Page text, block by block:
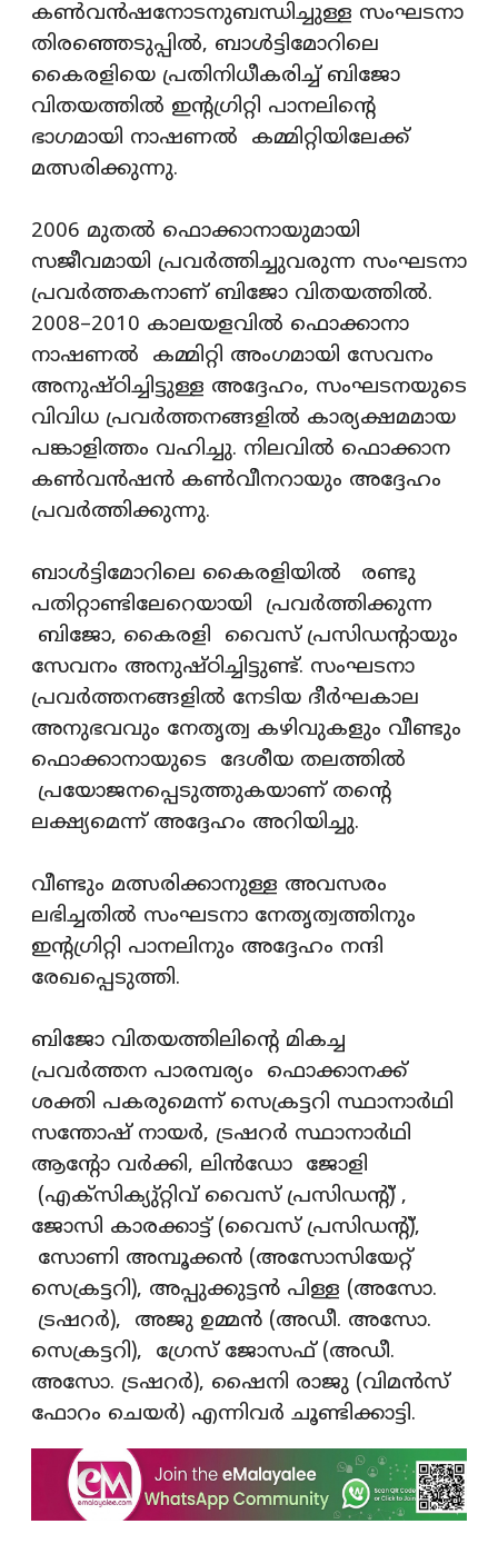
കൺവൻഷനോടനുബന്ധിച്ചുള്ള സംഘടനാ
തിരഞ്ഞെടുപ്പിൽ, ബാൾട്ടിമോറിലെ
കൈരളിയെ പ്രതിനിധീകരിച്ച് ബിജോ
വിതയത്തിൽ ഇന്റഗ്രിറ്റി പാനലിന്റെ
ഭാഗമായി നാഷണൽ കമ്മിറ്റിയിലേക്ക്
മത്സരിക്കുന്നു.
2006 മുതൽ ഫൊക്കാനായുമായി
സജീവമായി പ്രവർത്തിച്ചുവരുന്ന സംഘടനാ
പ്രവർത്തകനാണ് ബിജോ വിതയത്തിൽ.
2008–2010 കാലയളവിൽ ഫൊക്കാനാ
നാഷണൽ കമ്മിറ്റി അംഗമായി സേവനം
അനുഷ്ഠിച്ചിട്ടുള്ള അദ്ദേഹം, സംഘടനയുടെ
വിവിധ പ്രവർത്തനങ്ങളിൽ കാര്യക്ഷമമായ
പങ്കാളിത്തം വഹിച്ചു. നിലവിൽ ഫൊക്കാന
കൺവൻഷൻ കൺവീനറായും അദ്ദേഹം
പ്രവർത്തിക്കുന്നു.
ബാൾട്ടിമോറിലെ കൈരളിയിൽ രണ്ടു
പതിറ്റാണ്ടിലേറെയായി പ്രവർത്തിക്കുന്ന
ബിജോ, കൈരളി വൈസ് പ്രസിഡന്റായും
സേവനം അനുഷ്ഠിച്ചിട്ടുണ്ട്. സംഘടനാ
പ്രവർത്തനങ്ങളിൽ നേടിയ ദീർഘകാല
അനുഭവവും നേതൃത്വ കഴിവുകളും വീണ്ടും
ഫൊക്കാനായുടെ ദേശീയ തലത്തിൽ
പ്രയോജനപ്പെടുത്തുകയാണ് തന്റെ
ലക്ഷ്യമെന്ന് അദ്ദേഹം അറിയിച്ചു.
വീണ്ടും മത്സരിക്കാനുള്ള അവസരം
ലഭിച്ചതിൽ സംഘടനാ നേതൃത്വത്തിനും
ഇന്റഗ്രിറ്റി പാനലിനും അദ്ദേഹം നന്ദി
രേഖപ്പെടുത്തി.
ബിജോ വിതയത്തിലിന്റെ മികച്ച
പ്രവർത്തന പാരമ്പര്യം ഫൊക്കാനക്ക്
ശക്തി പകരുമെന്ന് സെക്രട്ടറി സ്ഥാനാർഥി
സന്തോഷ് നായർ, ട്രഷറർ സ്ഥാനാർഥി
ആന്റോ വർക്കി, ലിൻഡോ ജോളി
(എക്സിക്യു്റ്റിവ് വൈസ് പ്രസിഡന്റ്) ,
ജോസി കാരക്കാട്ട് (വൈസ് പ്രസിഡന്റ്),
സോണി അമ്പൂക്കൻ (അസോസിയേറ്റ്
സെക്രട്ടറി), അപ്പുക്കുട്ടൻ പിള്ള (അസോ.
ട്രഷറർ), അജു ഉമ്മൻ (അഡീ. അസോ.
സെക്രട്ടറി), ഗ്രേസ് ജോസഫ് (അഡീ.
അസോ. ട്രഷറർ), ഷൈനി രാജു (വിമൻസ്
ഫോറം ചെയർ) എന്നിവർ ചൂണ്ടിക്കാട്ടി.